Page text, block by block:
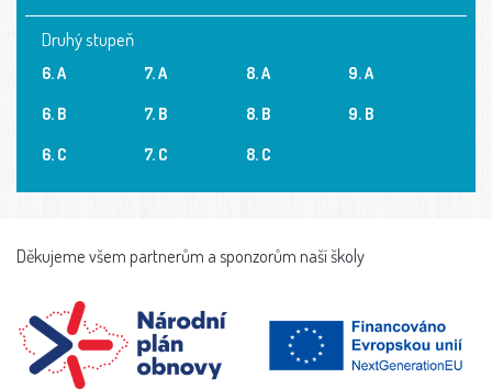
Druhý stupeň
6. A
6. B
6. C
7. A
7. B
7. C
8. A
8. B
8. C
9. A
9. B
Děkujeme všem partnerům a sponzorům naší školy